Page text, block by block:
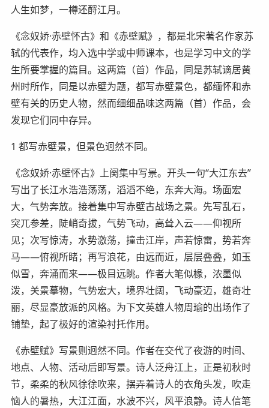
人生如梦，一樽还酹江月。
《念奴娇·赤壁怀古》和《赤壁赋》，都是北宋著名作家苏
轼的代表作，均入选中学或中师课本，也是学习中文的学
生所要掌握的篇目。这两篇（首）作品，同是苏轼谪居黄
州时所作，同是以赤壁为题，都写赤壁景色，都缅怀和赤
壁有关的历史人物，然而细细品味这两篇（首）作品，会
发现它们同中存异。
1 都写赤壁景，但景色迥然不同。
《念奴娇·赤壁怀古》上阕集中写景。开头一句“大江东去”
写出了长江水浩浩荡荡，滔滔不绝，东奔大海。场面宏
大，气势奔放。接着集中写赤壁古战场之景。先写乱石，
突兀参差，陡峭奇拔，气势飞动，高耸入云——仰视所
见；次写惊涛，水势激荡，撞击江岸，声若惊雷，势若奔
马——俯视所睹；再写浪花，由远而近，层层叠叠，如玉
似雪，奔涌而来——极目远眺。作者大笔似椽，浓墨似
泼，关景摹物，气势宏大，境界壮阔，飞动豪迈，雄奇壮
丽，尽显豪放派的风格。为下文英雄人物周瑜的出场作了
铺垫，起了极好的渲染衬托作用。
《赤壁赋》写景则迥然不同。作者在交代了夜游的时间、
地点、人物、活动后即写景。诗人泛舟江上，正是初秋时
节，柔柔的秋风徐徐吹来，摆弄着诗人的衣角头发，吹走
恼人的暑热，大江江面，水波不兴，风平浪静。诗人信笔